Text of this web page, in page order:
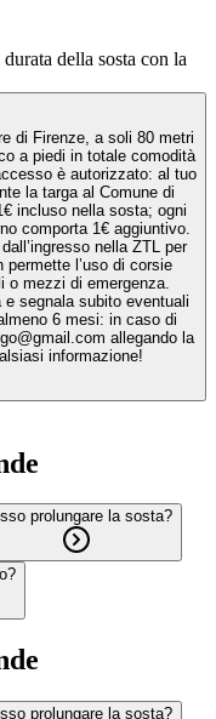
della sosta con la
di Firenze, a soli 80 metri
a piedi in totale comodità
è autorizzato: al tuo
la targa al Comune di
incluso nella sosta; ogni
comporta 1€ aggiuntivo.
nella ZTL per
l’uso di corsie
o mezzi di emergenza.
segnala subito eventuali
6 mesi: in caso di
allegando la
informazione!
prolungare la sosta?
prolungare la sosta?